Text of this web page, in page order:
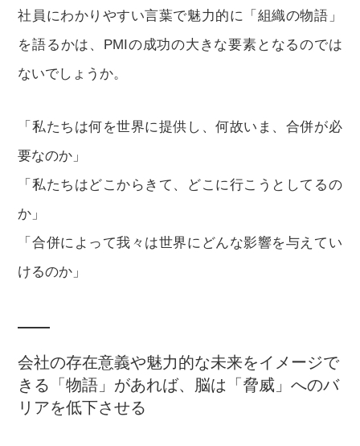
社員にわかりやすい言葉で魅力的に「組織の物語」
を語るかは、PMIの成功の大きな要素となるのでは
ないでしょうか。
「私たちは何を世界に提供し、何故いま、合併が必
要なのか」
「私たちはどこからきて、どこに行こうとしてるの
か」
「合併によって我々は世界にどんな影響を与えてい
けるのか」
会社の存在意義や魅力的な未来をイメージで
きる「物語」があれば、脳は「脅威」へのバ
リアを低下させる